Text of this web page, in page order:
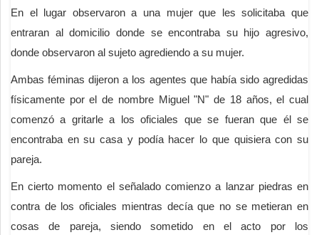
En el lugar observaron a una mujer que les solicitaba que
entraran al domicilio donde se encontraba su hijo agresivo,
donde observaron al sujeto agrediendo a su mujer.
Ambas féminas dijeron a los agentes que había sido agredidas
físicamente por el de nombre Miguel "N" de 18 años, el cual
comenzó a gritarle a los oficiales que se fueran que él se
encontraba en su casa y podía hacer lo que quisiera con su
pareja.
En cierto momento el señalado comienzo a lanzar piedras en
contra de los oficiales mientras decía que no se metieran en
cosas de pareja, siendo sometido en el acto por los